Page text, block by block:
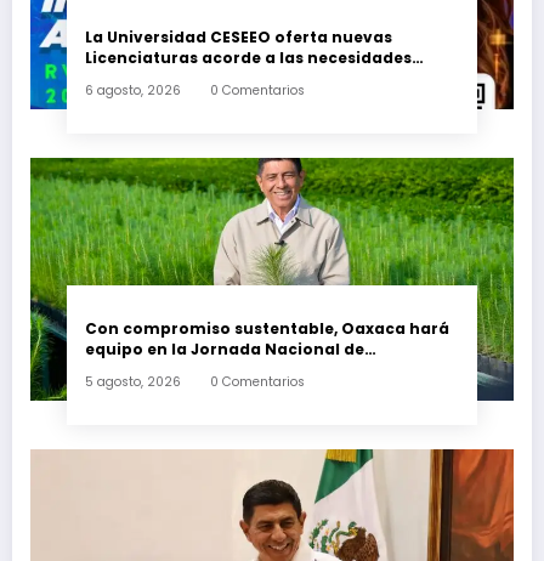
La Universidad CESEEO oferta nuevas
Licenciaturas acorde a las necesidades
nivel medio superior
6 agosto, 2026 0 Comentarios
Con compromiso sustentable, Oaxaca hará
equipo en la Jornada Nacional de
5 agosto, 2026 0 Comentarios